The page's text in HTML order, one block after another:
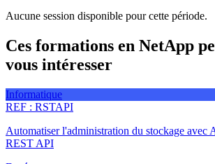
Aucune session disponible pour cette période.
Ces formations en NetApp
vous intéresser
Informatique
REF : RSTAPI
Automatiser l'administration du stockage avec
REST API